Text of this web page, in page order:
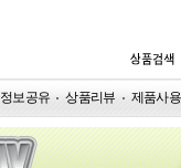
정보공유 상품리뷰 제품사